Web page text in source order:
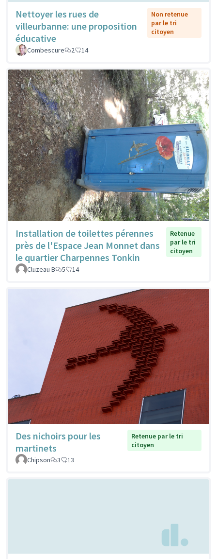
Nettoyer les rues de
villeurbanne: une proposition
éducative
Non retenue
par le tri
citoyen
Combescure 2 14
Installation de toilettes pérennes
près de l'Espace Jean Monnet dans
le quartier Charpennes Tonkin
Retenue
par le tri
citoyen
Cluzeau B 5 14
Des nichoirs pour les
martinets
Retenue par le tri
citoyen
Chipson
3 13